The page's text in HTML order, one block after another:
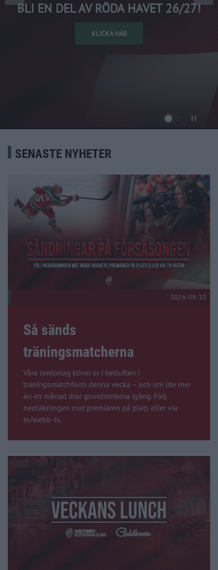
BLI EN DEL AV RÖDA HAVET 26/27!
KLICKA HÄR
SENASTE NYHETER
2026-08-10
Så sänds
träningsmatcherna
Våra seniorlag kliver in i hetluften i
träningsmatchform denna vecka – och om lite mer
än en månad drar grundserierna igång. Följ
nedräkningen mot premiären på plats eller via
tv/webb-tv.
Fler nyheter